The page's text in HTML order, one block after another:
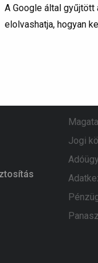
A Google által
elolvashatja, hogyan
Jogi